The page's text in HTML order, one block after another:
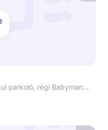
4032 Debrecen Görgey u 9 (hàtul parkoló, régi Babymandarin)